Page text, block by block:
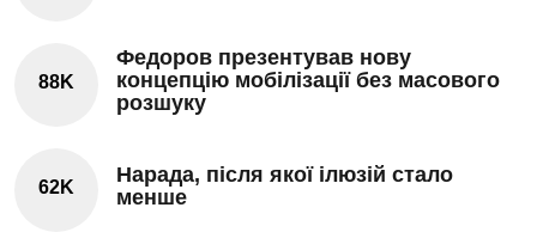
88K
Федоров презентував нову
концепцію мобілізації без масового
розшуку
62K
Нарада, після якої ілюзій стало
менше